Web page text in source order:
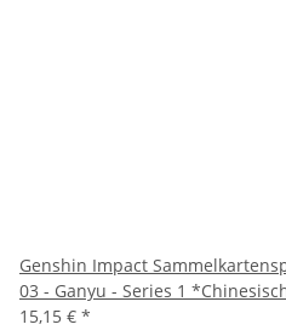
Genshin Impact
03 - Ganyu - Series 1
15,15 € *